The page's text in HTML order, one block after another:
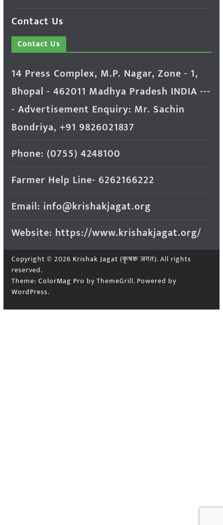
Contact Us
Contact Us
14 Press Complex, M.P. Nagar, Zone - 1,
Bhopal - 462011 Madhya Pradesh INDIA ---
- Advertisement Enquiry: Mr. Sachin
Bondriya, +91 9826021837
Phone: (0755) 4248100
Farmer Help Line- 6262166222
Email: info@krishakjagat.org
Website: https://www.krishakjagat.org/
Copyright © 2026 Krishak Jagat (कृषक जगत). All rights
reserved.
Theme: ColorMag Pro by ThemeGrill. Powered by
WordPress.